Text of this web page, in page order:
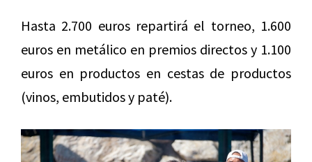
Hasta 2.700 euros repartirá el torneo, 1.600
euros en metálico en premios directos y 1.100
euros en productos en cestas de productos
(vinos, embutidos y paté).